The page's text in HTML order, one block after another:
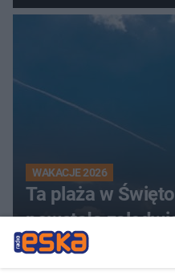
WAKACJE 2026
Ta plaża w
powstała
Wcześniej było tu